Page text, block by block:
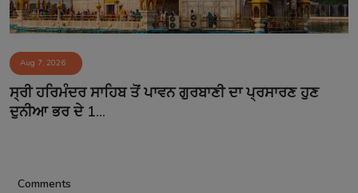
Aug 7, 2026
ਸ੍ਰੀ ਹਰਿਮੰਦਰ ਸਾਹਿਬ ਤੋਂ ਪਾਵਨ ਗੁਰਬਾਣੀ ਦਾ ਪ੍ਰਸਾਰਣ ਹੁਣ
ਦੁਨੀਆ ਭਰ ਦੇ 1...
Comments